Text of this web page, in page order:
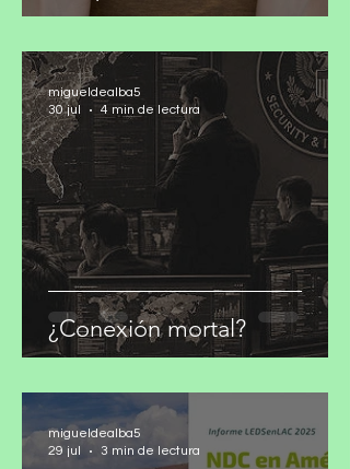
compromisos climáticos
¿Conexión mortal?
migueldealba5
30 jul
4 min de lectura
migueldealba5